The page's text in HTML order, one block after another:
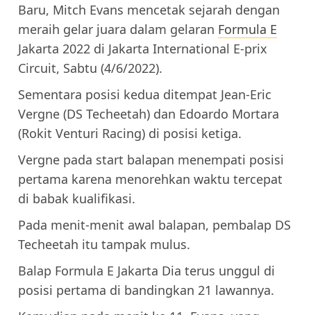
Baru, Mitch Evans mencetak sejarah dengan
meraih gelar juara dalam gelaran Formula E
Jakarta 2022 di Jakarta International E-prix
Circuit, Sabtu (4/6/2022).
Sementara posisi kedua ditempat Jean-Eric
Vergne (DS Techeetah) dan Edoardo Mortara
(Rokit Venturi Racing) di posisi ketiga.
Vergne pada start balapan menempati posisi
pertama karena menorehkan waktu tercepat
di babak kualifikasi.
Pada menit-menit awal balapan, pembalap DS
Techeetah itu tampak mulus.
Balap Formula E Jakarta Dia terus unggul di
posisi pertama di bandingkan 21 lawannya.